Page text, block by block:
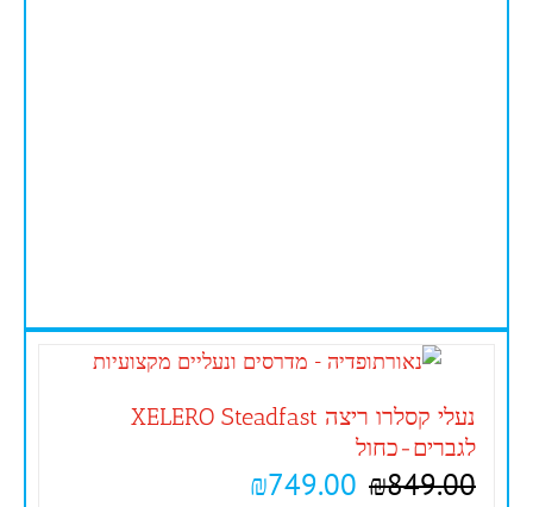
נעלי קסלרו ריצה XELERO Steadfast
לגברים-כחול
₪849.00
₪749.00